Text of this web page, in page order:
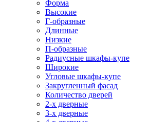
Форма
Высокие
Г-образные
Длинные
Низкие
П-образные
Радиусные шкафы-купе
Широкие
Угловые шкафы-купе
Закругленный фасад
Количество дверей
2-х дверные
3-х дверные